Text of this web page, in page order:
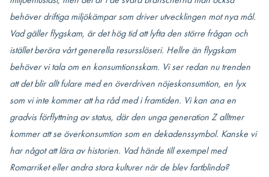
behöver driftiga miljökämpar som driver utvecklingen mot nya mål.
Vad gäller flygskam, är det hög tid att lyfta den större frågan och
istället beröra vårt generella resursslöseri. Hellre än flygskam
behöver vi tala om en konsumtionsskam. Vi ser redan nu trenden
att det blir allt fulare med en överdriven nöjeskonsumtion, en lyx
som vi inte kommer att ha råd med i framtiden. Vi kan ana en
gradvis förflyttning av status, där den unga generation Z alltmer
kommer att se överkonsumtion som en dekadenssymbol. Kanske vi
har något att lära av historien. Vad hände till exempel med
Romarriket eller andra stora kulturer när de blev fartblinda?